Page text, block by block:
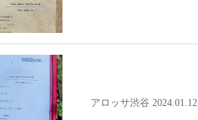
アロッサ渋谷 2024.01.12